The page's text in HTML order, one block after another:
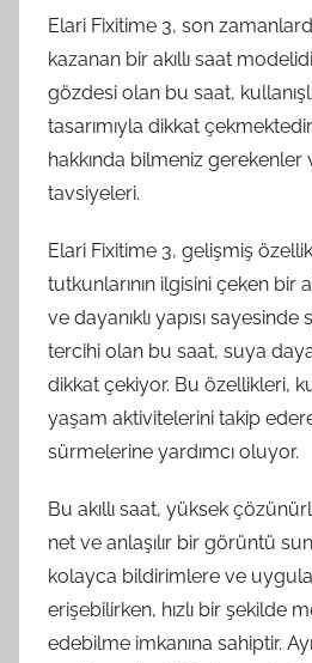
Elari Fixitime 3, son
kazanan bir akıllı saat
gözdesi olan bu saat,
tasarımıyla dikkat
hakkında bilmeniz gerekenler
tavsiyeleri.
Elari Fixitime 3, gelişmiş
tutkunlarının ilgisini çeken bir
ve dayanıklı yapısı sayesinde
tercihi olan bu saat, suya
dikkat çekiyor. Bu özellikleri,
yaşam aktivitelerini takip
sürmelerine yardımcı oluyor.
Bu akıllı saat, yüksek
net ve anlaşılır bir görüntü
kolayca bildirimlere ve
erişebilirken, hızlı bir şekilde
edebilme imkanına sahiptir.